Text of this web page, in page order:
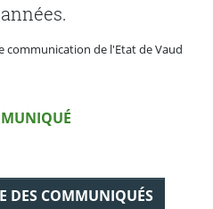
communication de l'Etat de Vaud
DES COMMUNIQUÉS